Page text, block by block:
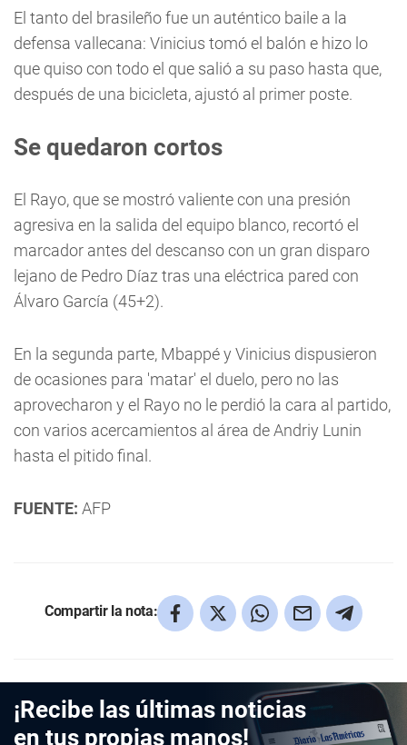
El tanto del brasileño fue un auténtico baile a la
defensa vallecana: Vinicius tomó el balón e hizo lo
que quiso con todo el que salió a su paso hasta que,
después de una bicicleta, ajustó al primer poste.
Se quedaron cortos
El Rayo, que se mostró valiente con una presión
agresiva en la salida del equipo blanco, recortó el
marcador antes del descanso con un gran disparo
lejano de Pedro Díaz tras una eléctrica pared con
Álvaro García (45+2).
En la segunda parte, Mbappé y Vinicius dispusieron
de ocasiones para 'matar' el duelo, pero no las
aprovecharon y el Rayo no le perdió la cara al partido,
con varios acercamientos al área de Andriy Lunin
hasta el pitido final.
FUENTE: AFP
Compartir la nota:
¡Recibe las últimas noticias
en tus propias manos!